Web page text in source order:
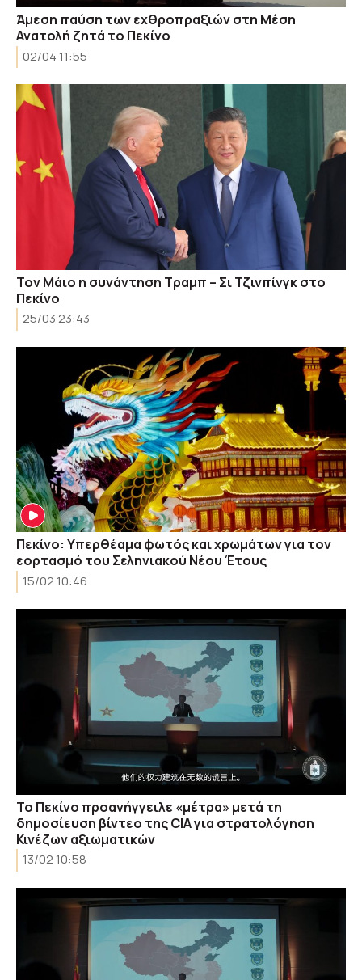
Άμεση παύση των εχθροπραξιών στη Μέση
Ανατολή ζητά το Πεκίνο
02/04 11:55
Τον Μάιο η συνάντηση Τραμπ – Σι Τζινπίνγκ στο
Πεκίνο
25/03 23:43
Πεκίνο: Υπερθέαμα φωτός και χρωμάτων για τον
εορτασμό του Σεληνιακού Νέου Έτους
15/02 10:46
Το Πεκίνο προανήγγειλε «μέτρα» μετά τη
δημοσίευση βίντεο της CIA για στρατολόγηση
Κινέζων αξιωματικών
13/02 10:58